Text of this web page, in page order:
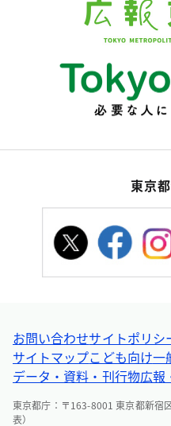
東京
お問い合わせサイトポリシ
サイトマップこども向け一
データ・資料・刊行物広報
東京都庁：〒163-8001 東京都新宿
表）